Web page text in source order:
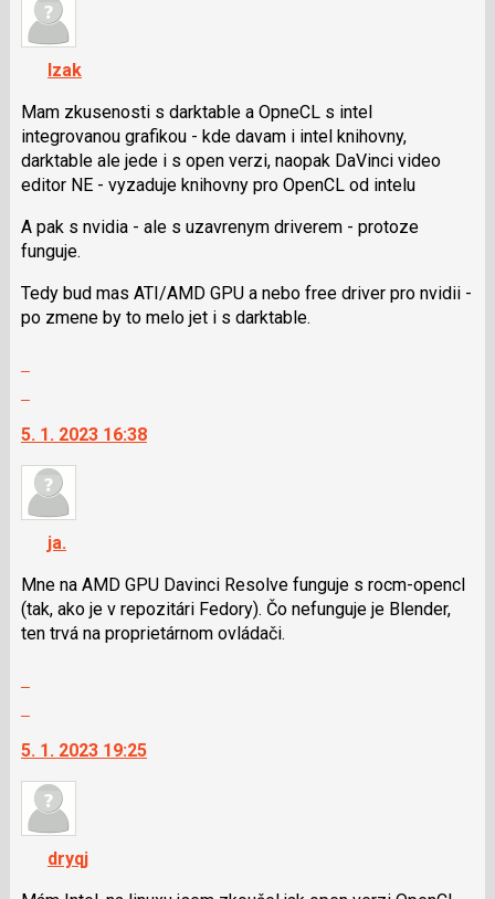
názor.
navigaci
lze
použít
i
klávesy
N
následující
a
pro
předchozí
Izak
Mam zkusenosti s darktable a OpneCL s intel
integrovanou grafikou - kde davam i intel knihovny,
darktable ale jede i s open verzi, naopak DaVinci video
editor NE - vyzaduje knihovny pro OpenCL od intelu
A pak s nvidia - ale s uzavrenym driverem - protoze
funguje.
Tedy bud mas ATI/AMD GPU a nebo free driver pro nvidii -
po zmene by to melo jet i s darktable.
další
nový
názor.
navigaci
lze
použít
klávesy
P
pro
předchozí
nový
názor
5. 1. 2023 16:38
ja.
Mne na AMD GPU Davinci Resolve funguje s rocm-opencl
(tak, ako je v repozitári Fedory). Čo nefunguje je Blender,
ten trvá na proprietárnom ovládači.
další
nový
názor.
navigaci
lze
5. 1. 2023 19:25
dryqj